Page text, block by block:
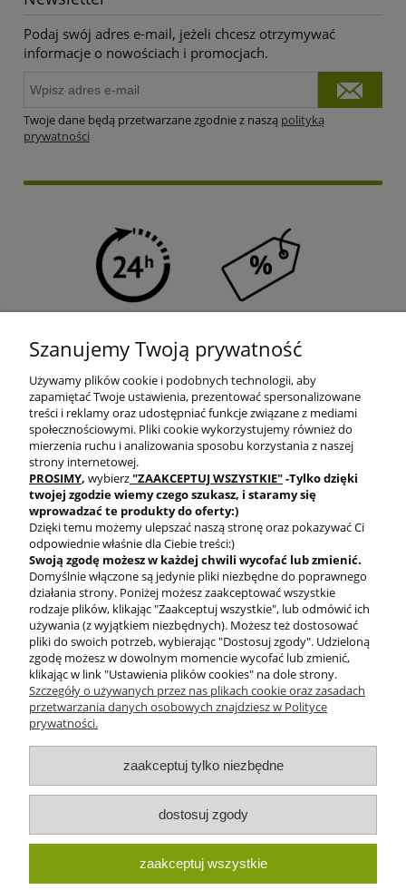
Podaj swój adres e-mail, jeżeli chcesz otrzymywać
informacje o nowościach i promocjach.
Twoje dane będą przetwarzane zgodnie z naszą polityką
prywatności
DARMOWA DOSTAWA PRODUKTY OD RĘKI
BEZPIECZNE
PŁATNOŚCI
O nas
Obsługa klienta
Pomoc
Moje konto
Szanujemy Twoją prywatność
Używamy plików cookie i podobnych technologii, aby
zapamiętać Twoje ustawienia, prezentować spersonalizowane
treści i reklamy oraz udostępniać funkcje związane z mediami
społecznościowymi. Pliki cookie wykorzystujemy również do
mierzenia ruchu i analizowania sposobu korzystania z naszej
strony internetowej.
PROSIMY, wybierz"ZAAKCEPTUJ WSZYSTKIE"-Tylko dzięki
twojej zgodziewiemy czego szukasz, i staramy się
wprowadzać te produkty do oferty:)
Dzięki temu możemy ulepszać naszą stronę oraz pokazywać Ci
odpowiednie właśnie dla Ciebie treści:)
Swoją zgodę możesz w każdej chwili wycofać lub zmienić.
Domyślnie włączone są jedynie pliki niezbędne do poprawnego
działania strony. Poniżej możesz zaakceptować wszystkie
rodzaje plików, klikając "Zaakceptuj wszystkie", lub odmówić ich
używania (z wyjątkiem niezbędnych). Możesz też dostosować
pliki do swoich potrzeb, wybierając "Dostosuj zgody". Udzieloną
zgodę możesz w dowolnym momencie wycofać lub zmienić,
klikając w link "Ustawienia plików cookies" na dole strony.
Szczegóły o używanych przez nas plikach cookie oraz zasadach
przetwarzania danych osobowych znajdziesz w Polityce
prywatności.
zaakceptuj tylko niezbędne
dostosuj zgody
zaakceptuj wszystkie